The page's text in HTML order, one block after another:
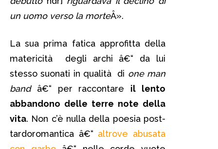
un uomo verso la morteÂ».
La sua prima fatica approfitta della
matericità degli archi â€“ da lui
stesso suonati in qualità di one man
bandâ€“ per raccontare il lento
abbandono delle terre note della
vita. Non c’è nulla della poesia post-
tardoromantica â€“ altrove abusata